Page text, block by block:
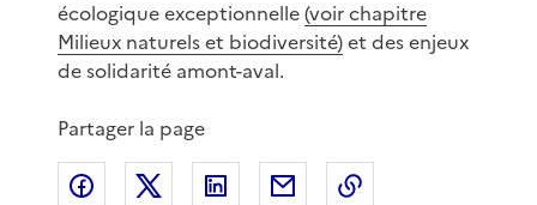
écologique exceptionnelle(voir chapitre
Milieux naturels et biodiversité)et des enjeux
de solidarité amont-aval.
Partager la page
Partager sur Facebook
Partager sur XPartager sur LinkedIn
Partager par email